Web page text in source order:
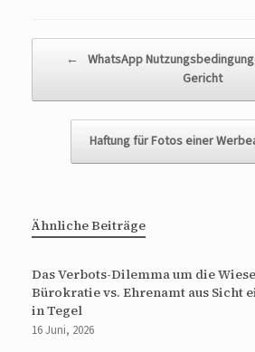
← WhatsApp
Gericht
Haftung für Fotos einer
Ähnliche Beiträge
Das Verbots-Dilemma um die
Bürokratie vs. Ehrenamt aus Sicht
in Tegel
16 Juni, 2026